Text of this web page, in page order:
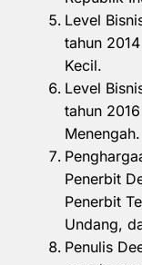
Level
tahun
Kecil.
Level
tahun
Menengah.
Penerbit
Penerbit
Undang,
Penulis